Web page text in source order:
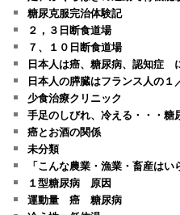
糖尿克服完治体験記
２，３日断食道場
７、１０日断食道場
日本人は癌、糖尿病、認知症
日本人の膵臓はフランス人の１
少食治療クリニック
手足のしびれ、冷える・・・糖
癌とお酒の関係
未分類
「こんな農業・漁業・畜産は
１型糖尿病 原因
運動量 癌 糖尿病